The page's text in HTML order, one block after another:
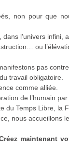
non pour que
l’univers infini,
ou
pas
travail obligatoire.
comme alliée.
de l’humain
du Temps Libre, la
nous accueillons
maintenant